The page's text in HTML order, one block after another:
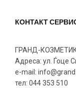
КОНТАКТ
ГРАНД-
Адреса: ул. Ѓоце
e-mail:
тел: 044 353 510